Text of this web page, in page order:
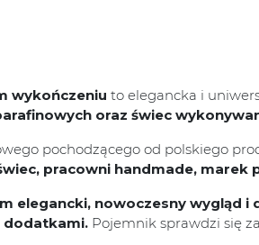
wykończeniu to elegancka i
oraz świec
pochodzącego od polskiego
pracowni handmade,
elegancki, nowoczesny wygląd
dodatkami. Pojemnik sprawdzi się